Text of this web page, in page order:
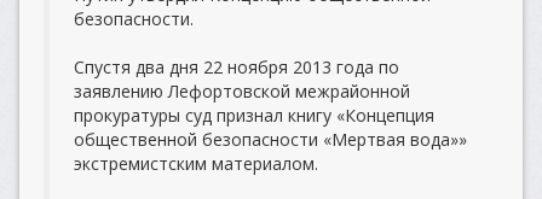
безопасности.
Спустя два дня 22 ноября 2013 года по
заявлению Лефортовской межрайонной
прокуратуры суд признал книгу «Концепция
общественной безопасности «Мертвая вода»»
экстремистским материалом.